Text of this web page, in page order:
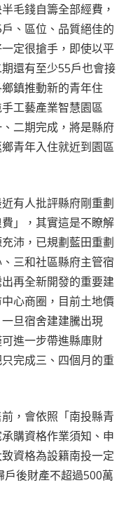
毛錢自籌全部經費，
、區位、品質絕佳的
定很搶手，即使以平
還有至少55戶也會接
鎮推動新的青年住
工藝產業智慧園區
二期完成，將是縣府
青年入住就近到園區
有人批評縣府剛重劃
」，其實這是不瞭解
沛，已規劃藍田重劃
三和社區縣府主管宿
再全新開發的重要建
心商圈，目前土地價
旦宿舍建建騰出現
進一步帶進縣庫財
完成三、四個月的重
，會依照「南投縣青
購資格作業須知、申
資格為設籍南投一定
後財產不超過500萬